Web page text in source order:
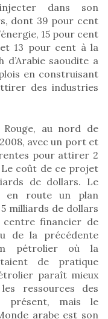
dans son
dont 39 pour cent
15 pour cent
13 pour cent à la
saoudite a
en construisant
des industries
au nord de
avec un port et
pour attirer 2
coût de ce projet
de dollars. Le
en route un plan
milliards de dollars
financier de
de la précédente
pétrolier où la
de pratique
paraît mieux
ressources des
présent, mais le
arabe est son